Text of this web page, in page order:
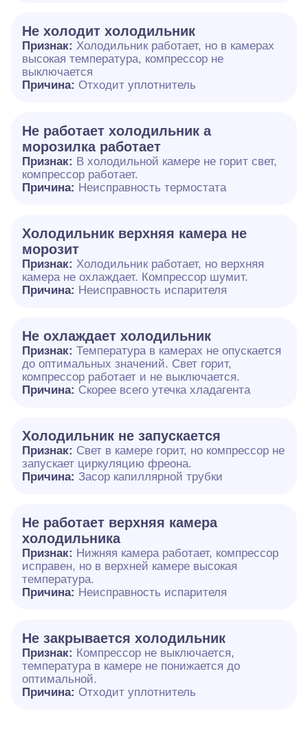
Не холодит холодильник
Признак: Холодильник работает, но в камерах
высокая температура, компрессор не
выключается
Причина: Отходит уплотнитель
Не работает холодильник а
морозилка работает
Признак: В холодильной камере не горит свет,
компрессор работает.
Причина: Неисправность термостата
Холодильник верхняя камера не
морозит
Признак: Холодильник работает, но верхняя
камера не охлаждает. Компрессор шумит.
Причина: Неисправность испарителя
Не охлаждает холодильник
Признак: Температура в камерах не опускается
до оптимальных значений. Свет горит,
компрессор работает и не выключается.
Причина: Скорее всего утечка хладагента
Холодильник не запускается
Признак: Свет в камере горит, но компрессор не
запускает циркуляцию фреона.
Причина: Засор капиллярной трубки
Не работает верхняя камера
холодильника
Признак: Нижняя камера работает, компрессор
исправен, но в верхней камере высокая
температура.
Причина: Неисправность испарителя
Не закрывается холодильник
Признак: Компрессор не выключается,
температура в камере не понижается до
оптимальной.
Причина: Отходит уплотнитель